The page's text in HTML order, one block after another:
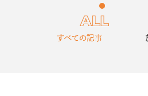
すべての記事